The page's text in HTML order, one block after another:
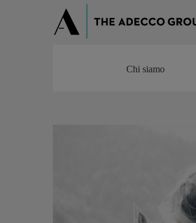
Chi siamo
Chi siamo